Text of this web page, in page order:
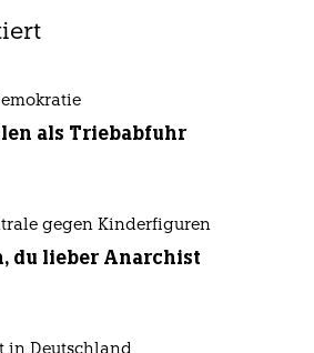
als Triebabfuhr
gegen Kinderfiguren
du lieber Anarchist